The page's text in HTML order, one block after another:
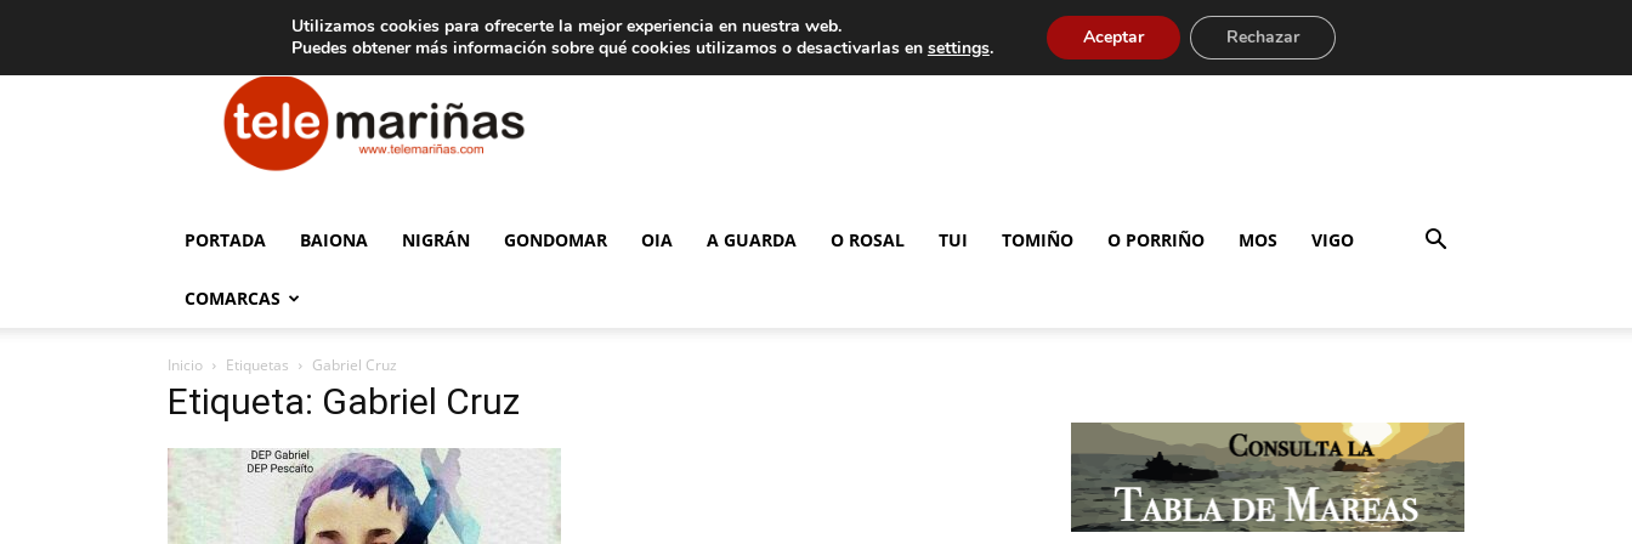
Aviso legal Tarifas de publicidad
Telemariñas
PORTADA BAIONA NIGRÁN GONDOMAR OIA A GUARDA O ROSAL TUI TOMIÑO O PORRIÑO MOS VIGO
COMARCAS
Inicio Etiquetas Gabriel Cruz
Etiqueta: Gabriel Cruz
Utilizamos cookies para ofrecerte la mejor experiencia en nuestra web.
Puedes obtener más información sobre qué cookies utilizamos o desactivarlas en settings. Aceptar Rechazar